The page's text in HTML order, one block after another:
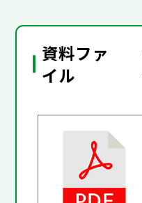
資料ファ
イル